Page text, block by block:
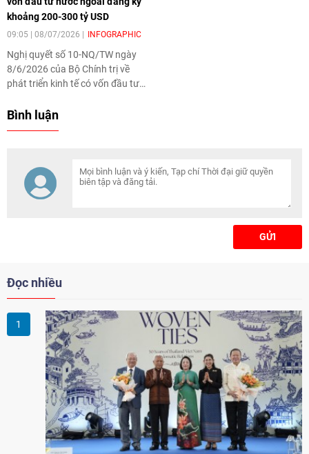
khoảng 200-300 tỷ USD
09:05 | 08/07/2026 INFOGRAPHIC
Nghị quyết số 10-NQ/TW ngày
8/6/2026 của Bộ Chính trị về
phát triển kinh tế có vốn đầu tư
năm 2030, phấn đấu đưa Việt
tranh, đổi mới sáng tạo, chất
lượng dịch vụ công và năng lực
tiếp nhận các dự án đầu tư nước
Bình luận
GỬI
Đọc nhiều